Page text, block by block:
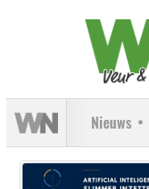
Nieuws